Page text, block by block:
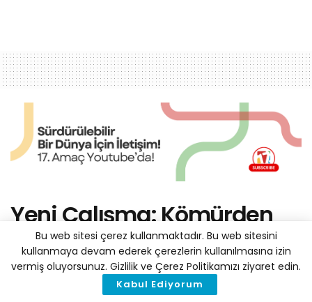
Yeni Çalışma: Kömürden
Elektrik Üretiminde Büyük
Düşüş
25 Kasım 2019
Bu web sitesi çerez kullanmaktadır. Bu web sitesini
kullanmaya devam ederek çerezlerin kullanılmasına izin
vermiş oluyorsunuz. Gizlilik ve Çerez Politikamızı ziyaret edin.
Kabul Ediyorum